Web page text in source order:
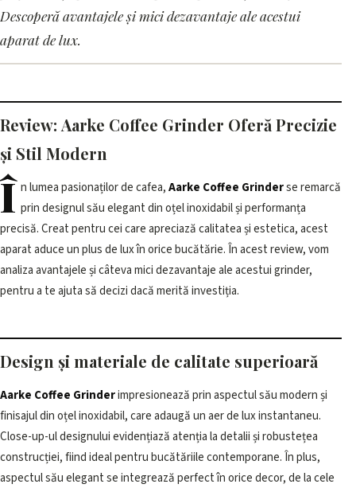
Oferă Precizie și Stil Modern
15 mai 2026, 08:01 · 3 min citire
Descoperă avantajele și mici dezavantaje ale acestui
aparat de lux.
Review: Aarke Coffee Grinder Oferă Precizie
și Stil Modern
Î n lumea pasionaților de cafea,Aarke Coffee Grinderse remarcă
prin designul său elegant din oțel inoxidabil și performanța
precisă. Creat pentru cei care apreciază calitatea și estetica, acest
aparat aduce un plus de lux în orice bucătărie. În acest review, vom
analiza avantajele și câteva mici dezavantaje ale acestui grinder,
pentru a te ajuta să decizi dacă merită investiția.
Design și materiale de calitate superioară
Aarke Coffee Grinderimpresionează prin aspectul său modern și
finisajul din oțel inoxidabil, care adaugă un aer de lux instantaneu.
Close-up-ul designului evidențiază atenția la detalii și robustețea
construcției, fiind ideal pentru bucătăriile contemporane. În plus,
aspectul său elegant se integrează perfect în orice decor, de la cele